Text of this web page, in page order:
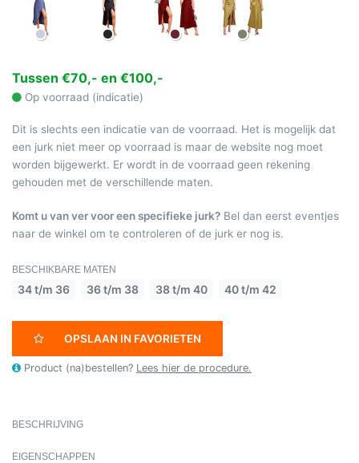
Tussen €70,- en €100,-
Op voorraad (indicatie)
Dit is slechts een indicatie van de voorraad. Het is mogelijk dat
een jurk niet meer op voorraad is maar de website nog moet
worden bijgewerkt. Er wordt in de voorraad geen rekening
gehouden met de verschillende maten.
Komt u van ver voor een specifieke jurk? Bel dan eerst eventjes
naar de winkel om te controleren of de jurk er nog is.
BESCHIKBARE MATEN
34 t/m 36 36 t/m 38 38 t/m 40 40 t/m 42
OPSLAAN IN FAVORIETEN
Product (na)bestellen? Lees hier de procedure.
BESCHRIJVING
EIGENSCHAPPEN